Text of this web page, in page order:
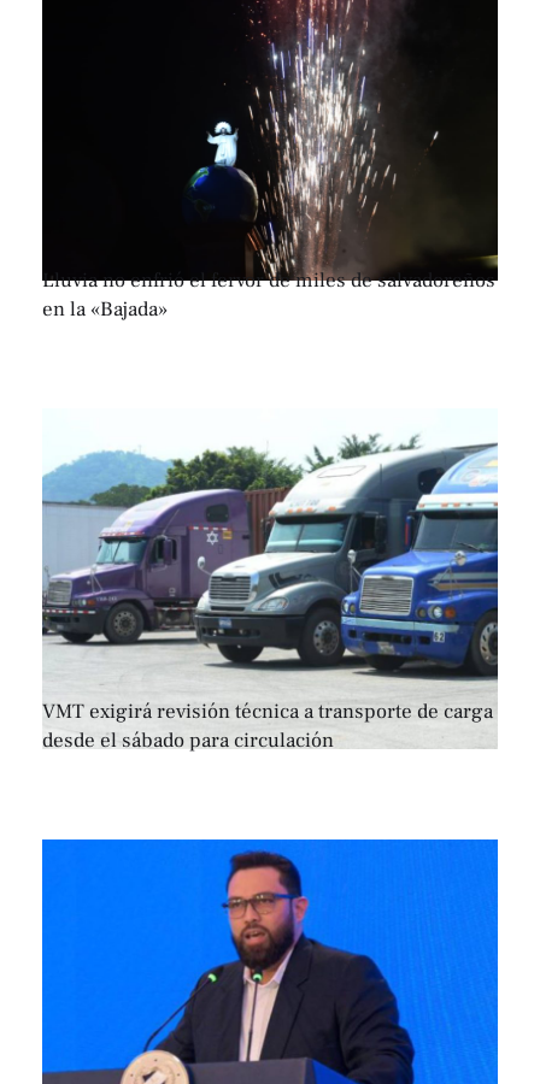
Lluvia no enfrió el fervor de miles de salvadoreños
en la «Bajada»
VMT exigirá revisión técnica a transporte de carga
desde el sábado para circulación